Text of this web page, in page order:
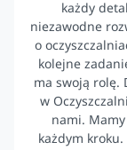
każdy
niezawodne
o
kolejne
ma swoją rolę.
w
nami.
każdym kroku.